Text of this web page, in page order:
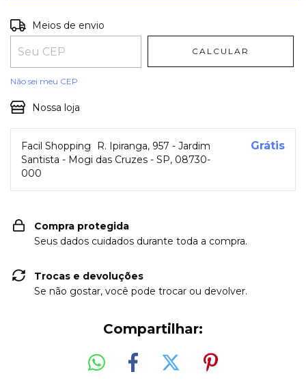
Entregas para o CEP:
Meios de envio
CALCULAR
Não sei meu CEP
Nossa loja
Facil Shopping
R. Ipiranga, 957 - Jardim
Santista - Mogi das Cruzes - SP, 08730-
000
Grátis
Compra protegida
Seus dados cuidados durante toda a compra.
Trocas e devoluções
Se não gostar, você pode trocar ou devolver.
Compartilhar: